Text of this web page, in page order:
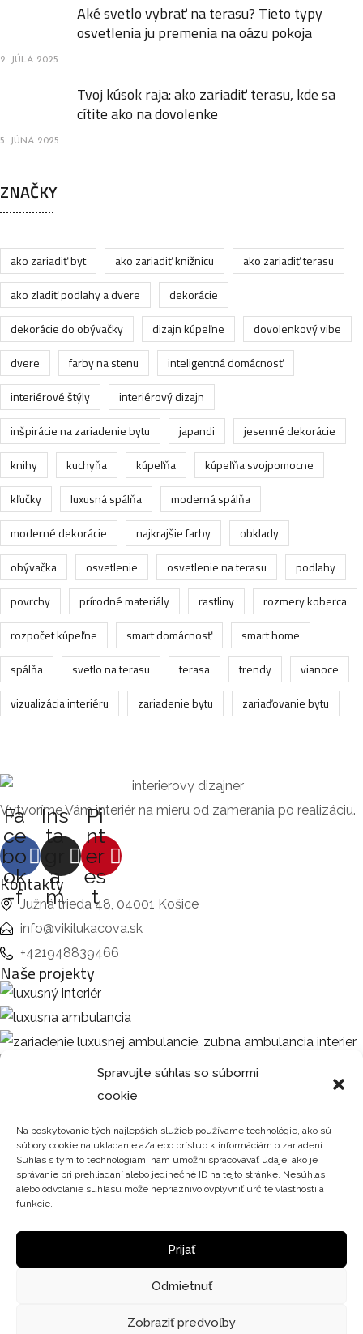
Spravujte súhlas so súbormi
cookie
Na poskytovanie tých najlepších služieb používame technológie, ako sú
súbory cookie na ukladanie a/alebo prístup k informáciám o zariadení.
Súhlas s týmito technológiami nám umožní spracovávať údaje, ako je
správanie pri prehliadaní alebo jedinečné ID na tejto stránke. Nesúhlas
alebo odvolanie súhlasu môže nepriaznivo ovplyvniť určité vlastnosti a
funkcie.
Prijať
Odmietnuť
Zobraziť predvoľby
Aké svetlo vybrať na terasu? Tieto typy
osvetlenia ju premenia na oázu pokoja
2. JÚLA 2025
Tvoj kúsok raja: ako zariadiť terasu, kde sa
cítite ako na dovolenke
5. JÚNA 2025
ZNAČKY
ako zariadiť byt ako zariadiť knižnicu
ako zariadiť terasu
ako zladiť podlahy a dvere
dekorácie
dekorácie do obývačky
dizajn kúpeľne
dovolenkový vibe
dvere
farby na stenu
inteligentná domácnosť
interiérové štýly
interiérový dizajn
inšpirácie na zariadenie bytu
japandi
jesenné dekorácie
knihy
kuchyňa kúpeľňa
kúpeľňa svojpomocne
kľučky
luxusná spálňa
moderná spálňa
moderné dekorácie
najkrajšie farby
obklady
obývačka
osvetlenie osvetlenie na terasu
podlahy
povrchy
prírodné materiály rastliny
rozmery koberca
rozpočet kúpeľne
smart domácnosť
smart home
spálňa
svetlo na terasu terasa trendy
vianoce
vizualizácia interiéru
zariadenie bytu zariaďovanie bytu
Vytvoríme Vám interiér na mieru od zamerania po realizáciu.
Fa
ce
bo
ok
-f
Ins
ta
a
m
Pi
nt
er
es
t
Kontakty
Južná trieda 48, 04001 Košice
info@vikilukacova.sk
+421948839466
Naše projekty
bemyde s.r.o.
Vyšný Klátov 19
04412 Vyšný klátov
Slovensko
IČO: 50426427
Zapísané v obchodnom registri Okresného súdu Košice I
oddiel: sro, vložka číslo: 39789/V.